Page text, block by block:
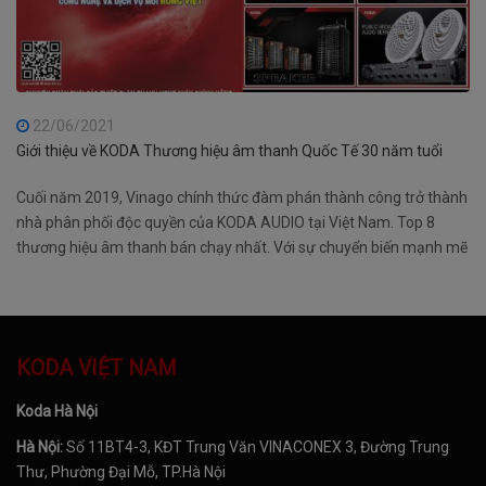
22/06/2021
Giới thiệu về KODA Thương hiệu âm thanh Quốc Tế 30 năm tuổi
Cuối năm 2019, Vinago chính thức đàm phán thành công trở thành
nhà phân phối độc quyền của KODA AUDIO tại Việt Nam. Top 8
thương hiệu âm thanh bán chạy nhất. Với sự chuyển biến mạnh mẽ
KODA VIỆT NAM
Koda Hà Nội
Hà Nội:Số 11BT4-3, KĐT Trung Văn VINACONEX 3, Đường Trung
Thư, Phường Đại Mỗ, TP.Hà Nội